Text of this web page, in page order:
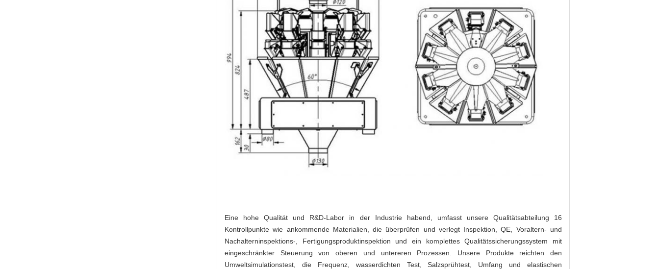
Eine hohe Qualität und R&D-Labor in der Industrie habend, umfasst unsere Qualitätsabteilung 16
Kontrollpunkte wie ankommende Materialien, die überprüfen und verlegt Inspektion, QE, Voraltern- und
Nachalterninspektions-, Fertigungsproduktinspektion und ein komplettes Qualitätssicherungssystem mit
eingeschränkter Steuerung von oberen und untereren Prozessen. Unsere Produkte reichten den
Umweltsimulationstest, die Frequenz, wasserdichten Test, Salzsprühtest, Umfang und elastischen